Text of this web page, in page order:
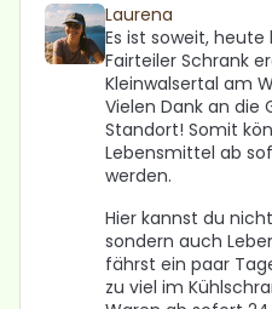
Laurena
Es ist soweit,
Fairteiler Schrank
Kleinwalsertal am
Vielen Dank an die
Standort! Somit
Lebensmittel ab
werden.
Hier kannst du
sondern auch
fährst ein paar
zu viel im